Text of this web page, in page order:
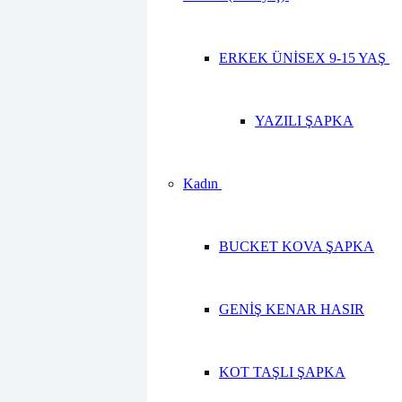
ERKEK ÜNİSEX 9-15 YAŞ
YAZILI ŞAPKA
Kadın
BUCKET KOVA ŞAPKA
GENİŞ KENAR HASIR
KOT TAŞLI ŞAPKA